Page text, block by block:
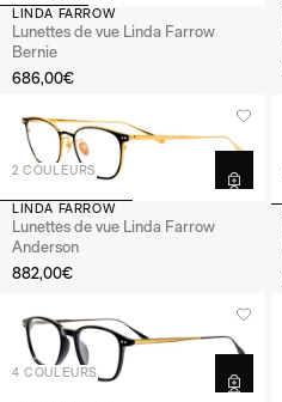
LINDA FARROW
Lunettes de vue Linda Farrow
Bernie
686,00€
2 COULEURS
LINDA FARROW
Lunettes de vue Linda Farrow
Anderson
882,00€
4 COULEURS